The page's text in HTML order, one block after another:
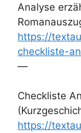
Analyse
https://
checkliste-
—
Checkliste
https://